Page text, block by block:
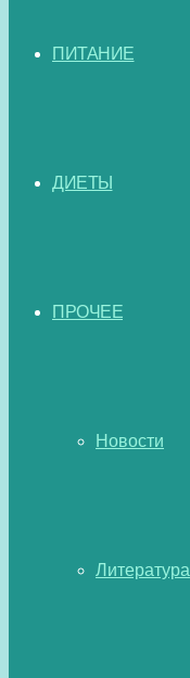
ПИТАНИЕ
ДИЕТЫ
ПРОЧЕЕ
Новости
Литература